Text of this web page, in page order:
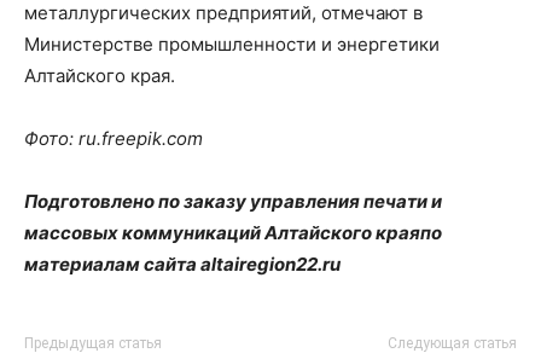
металлургических предприятий, отмечают в
Министерстве промышленности и энергетики
Алтайского края.
Фото: ru.freepik.com
Подготовлено по заказу управления печати и
массовых коммуникаций Алтайского краяпо
материалам сайта altairegion22.ru
Предыдущая статья Следующая статья